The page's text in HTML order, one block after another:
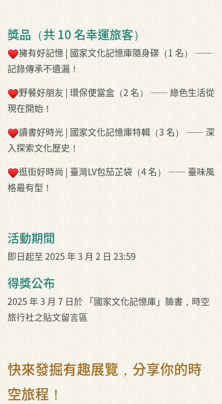
獎品（共 10 名幸運旅客）
擁有好記憶 | 國家文化記憶庫隨身碟（1 名） ——
記錄傳承不遺漏！
野餐好朋友 | 環保便當盒（2 名） —— 綠色生活從
現在開始！
讀書好時光 | 國家文化記憶庫特輯（3 名） —— 深
入探索文化歷史！
逛街好時尚 | 臺灣LV包茄芷袋（4 名） —— 臺味風
格最有型！
活動期間
即日起至 2025 年 3 月 2 日 23:59
得獎公布
2025 年 3 月 7 日於 「國家文化記憶庫」臉書，時空
旅行社之貼文留言區
快來發掘有趣展覽，分享你的時
空旅程！